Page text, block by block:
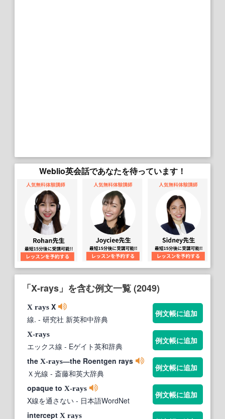
Weblio英会話であなたを待っています！
「X-rays」を含む例文一覧 (2049)
X rays X
線. - 研究社 新英和中辞典
例文帳に追加
X‐rays
エックス線 - Eゲイト英和辞典
例文帳に追加
the X-rays―the Roentgen rays
Ｘ光線 - 斎藤和英大辞典
例文帳に追加
opaque to X-rays
X線を通さない - 日本語WordNet
例文帳に追加
intercept X rays